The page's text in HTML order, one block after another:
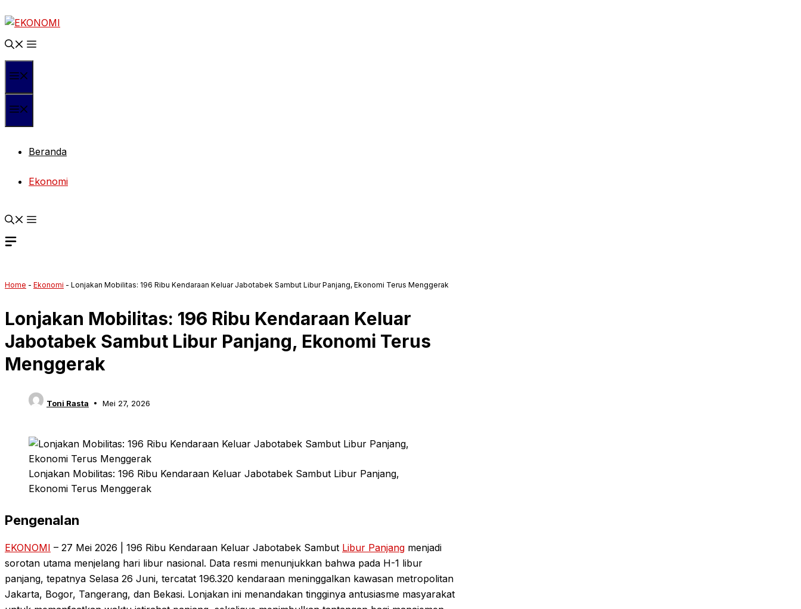
ke
isi
Beranda
Ekonomi
Home - Ekonomi - Lonjakan Mobilitas: 196 Ribu Kendaraan Keluar Jabotabek Sambut Libur Panjang, Ekonomi Terus Menggerak
Lonjakan Mobilitas: 196 Ribu Kendaraan Keluar
Jabotabek Sambut Libur Panjang, Ekonomi Terus
Menggerak
Toni Rasta Mei 27, 2026
Lonjakan Mobilitas: 196 Ribu Kendaraan Keluar Jabotabek Sambut Libur Panjang,
Ekonomi Terus Menggerak
Pengenalan
EKONOMI – 27 Mei 2026 | 196 Ribu Kendaraan Keluar Jabotabek Sambut Libur Panjang menjadi
sorotan utama menjelang hari libur nasional. Data resmi menunjukkan bahwa pada H-1 libur
panjang, tepatnya Selasa 26 Juni, tercatat 196.320 kendaraan meninggalkan kawasan metropolitan
Jakarta, Bogor, Tangerang, dan Bekasi. Lonjakan ini menandakan tingginya antusiasme masyarakat